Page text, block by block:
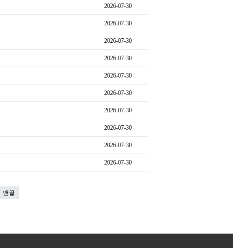
2026-07-30
2026-07-30
2026-07-30
2026-07-30
2026-07-30
2026-07-30
2026-07-30
2026-07-30
2026-07-30
2026-07-30
맨끝